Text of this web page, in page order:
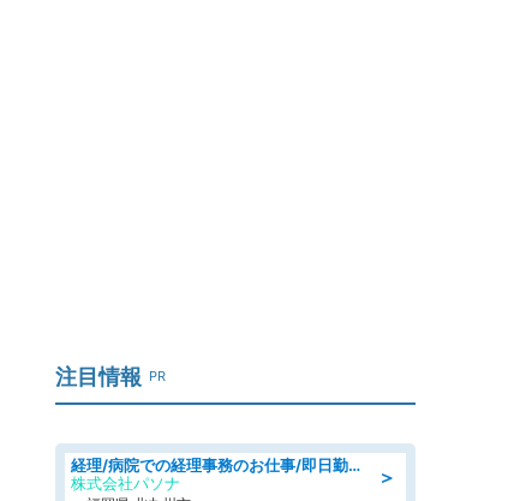
注目情報 PR
＞
経理/病院での経理事務のお仕事/即日勤務可/車通勤可/経理/一般事務
株式会社パソナ